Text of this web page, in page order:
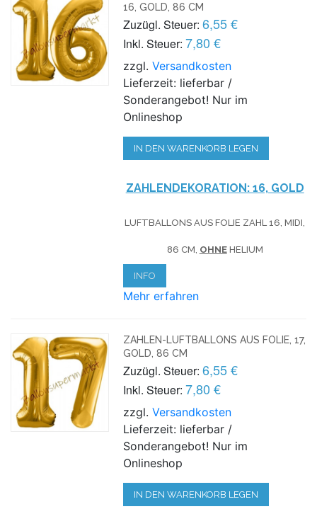
16, GOLD, 86 CM
Zuzügl. Steuer: 6,55 €
Inkl. Steuer: 7,80 €
zzgl.Versandkosten
Lieferzeit: lieferbar /
Sonderangebot! Nur im
Onlineshop
IN DEN WARENKORB LEGEN
ZAHLENDEKORATION: 16, GOLD
LUFTBALLONS AUS FOLIE ZAHL 16, MIDI,
86 CM, OHNEHELIUM
INFO
Mehr erfahren
ZAHLEN-LUFTBALLONS AUS FOLIE, 17,
GOLD, 86 CM
Zuzügl. Steuer: 6,55 €
Inkl. Steuer: 7,80 €
zzgl.Versandkosten
Lieferzeit: lieferbar /
Sonderangebot! Nur im
Onlineshop
IN DEN WARENKORB LEGEN